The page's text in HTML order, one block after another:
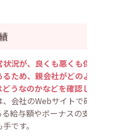
況が、良くも悪くも保育士
ため、親会社がどのような
うなのかなどを確認しまし
会社のWebサイトで確認
給与額やボーナスの支給実
です。